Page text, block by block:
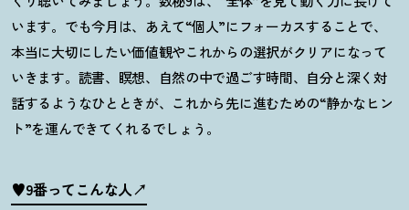
います。でも今月は、あえて“個人”にフォーカスすることで、
本当に大切にしたい価値観やこれからの選択がクリアになって
いきます。読書、瞑想、自然の中で過ごす時間、自分と深く対
話するようなひとときが、これから先に進むための“静かなヒン
ト”を運んできてくれるでしょう。
♥9番ってこんな人